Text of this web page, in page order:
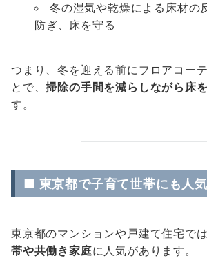
冬の湿気や乾燥による床材の
防ぎ、床を守る
つまり、冬を迎える前にフロアコー
とで、掃除の手間を減らしながら床
す。
■ 東京都で子育て世帯にも人
東京都のマンションや戸建て住宅で
帯や共働き家庭に人気があります。